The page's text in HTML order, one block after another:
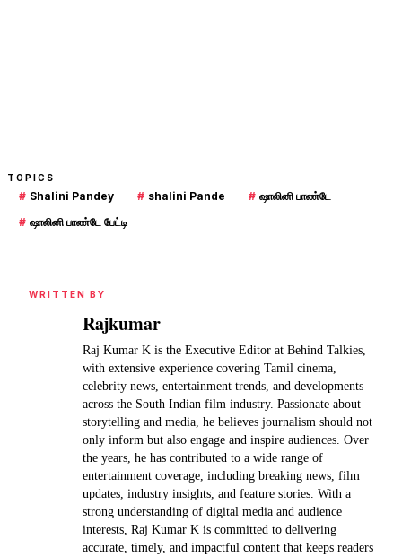
TOPICS
# Shalini Pandey # shalini Pande # ஷாலினி பாண்டே
# ஷாலினி பாண்டே பேட்டி
WRITTEN BY
Rajkumar
Raj Kumar K is the Executive Editor at Behind Talkies,
with extensive experience covering Tamil cinema,
celebrity news, entertainment trends, and developments
across the South Indian film industry. Passionate about
storytelling and media, he believes journalism should not
only inform but also engage and inspire audiences. Over
the years, he has contributed to a wide range of
entertainment coverage, including breaking news, film
updates, industry insights, and feature stories. With a
strong understanding of digital media and audience
interests, Raj Kumar K is committed to delivering
accurate, timely, and impactful content that keeps readers